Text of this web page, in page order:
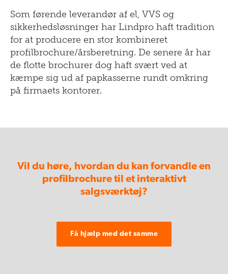
Som førende leverandør af el, VVS og
sikkerhedsløsninger har Lindpro haft tradition
for at producere en stor kombineret
profilbrochure/årsberetning. De senere år har
de flotte brochurer dog haft svært ved at
kæmpe sig ud af papkasserne rundt omkring
på firmaets kontorer.
Vil du høre, hvordan du kan forvandle en
profilbrochure til et interaktivt
salgsværktøj?
Få hjælp med det samme